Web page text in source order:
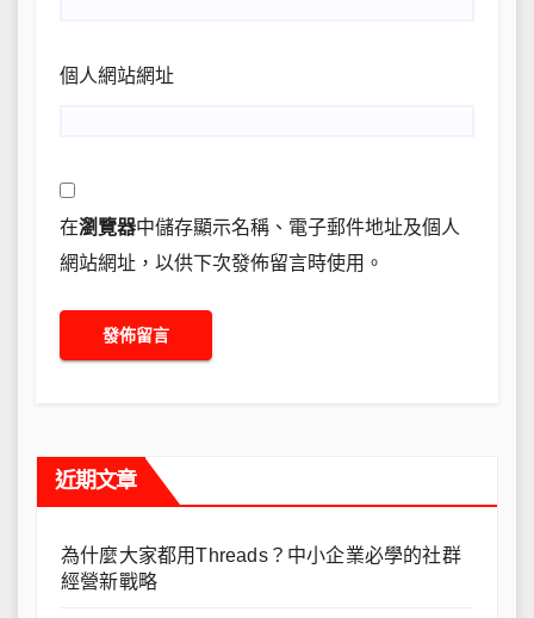
個人網站網址
在瀏覽器中儲存顯示名稱、電子郵件地址及個人
網站網址，以供下次發佈留言時使用。
近期文章
為什麼大家都用Threads？中小企業必學的社群
經營新戰略